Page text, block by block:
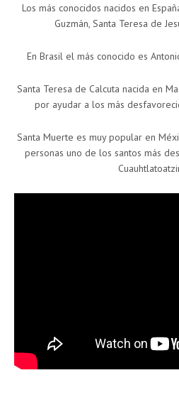
Los más conocidos nacidos en
Guzmán, Santa Teresa de
En Brasil el más conocido es
Santa Teresa de Calcuta nacida en
por ayudar a los más
Santa Muerte es muy popular en
personas uno de los santos más